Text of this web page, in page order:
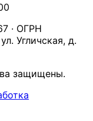
· ОГРН
Угличская, д.
защищены.